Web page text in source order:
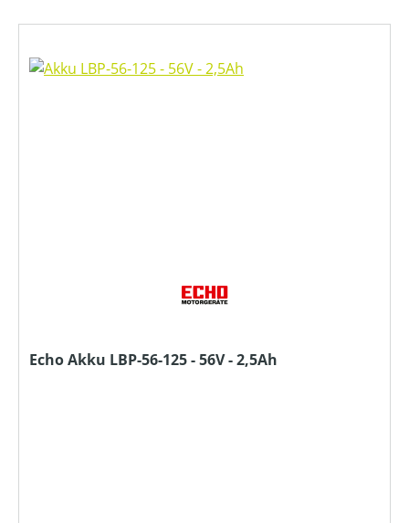
Echo Akku LBP-56-125 - 56V - 2,5Ah